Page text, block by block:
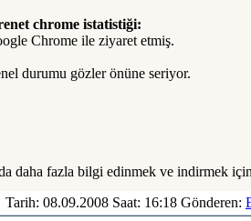
chrome istatistiği:
Chrome ile ziyaret etmiş.
durumu gözler önüne seriyor.
daha fazla bilgi edinmek ve indirmek
Tarih: 08.09.2008 Saat: 16:18 Gönderen: